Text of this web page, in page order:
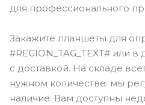
для профессионального
Закажите планшеты для
#REGION_TAG_TEXT# или
с доставкой. На складе
нужном количестве: мы
наличие. Вам доступны